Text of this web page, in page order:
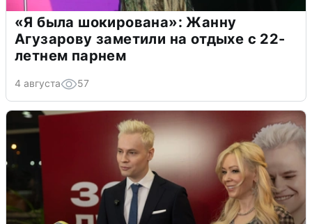
«Я была шокирована»: Жанну
Агузарову заметили на отдыхе с 22-
летнем парнем
4 августа 57